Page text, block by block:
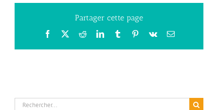
Partager cette page
Facebook
X RedditLinkedInTumblrPinterest
Vk Email
Rechercher: